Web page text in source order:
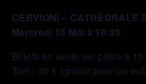
CERVIONI – CATHÉDRALE
Mercredi 15 Mai à 18:30
Billets en vente sur place à
Tarif : 20 € (gratuit pour les